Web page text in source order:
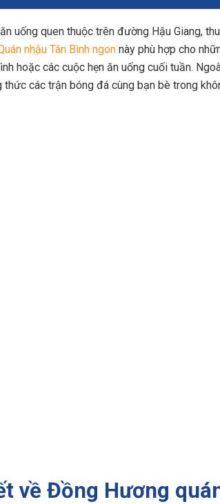
uống quen thuộc trên đường Hậu Giang,
nhậu Tân Bình ngon này phù hợp cho
hoặc các cuộc hẹn ăn uống cuối tuần.
các trận bóng đá cùng bạn bè trong
về Đồng Hương